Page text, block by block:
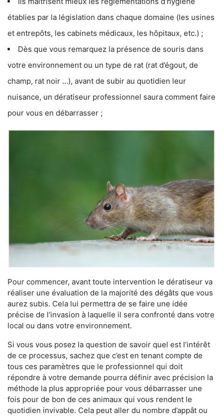
établies par la législation dans chaque domaine (les usines
et entrepôts, les cabinets médicaux, les hôpitaux, etc.) ;
Dès que vous remarquez la présence de souris dans
votre environnement ou un type de rat (rat d’égout, de
champ, rat noir …), avant de subir au quotidien leur
nuisance, un dératiseur professionnel saura comment faire
pour vous en débarrasser ;
Pour commencer, avant toute intervention le dératiseur va
réaliser une évaluation de la majorité des dégâts que vous
aurez subis. Cela lui permettra de se faire une idée
précise de l’invasion à laquelle il sera confronté dans votre
local ou dans votre environnement.
Si vous vous posez la question de savoir quel est l’intérêt
de ce processus, sachez que c’est en tenant compte de
tous ces paramètres que le professionnel qui doit
répondre à votre demande pourra définir avec précision la
méthode la plus appropriée pour vous débarrasser une
fois pour de bon de ces animaux qui vous rendent le
quotidien invivable. Cela peut aller du nombre d’appât ou